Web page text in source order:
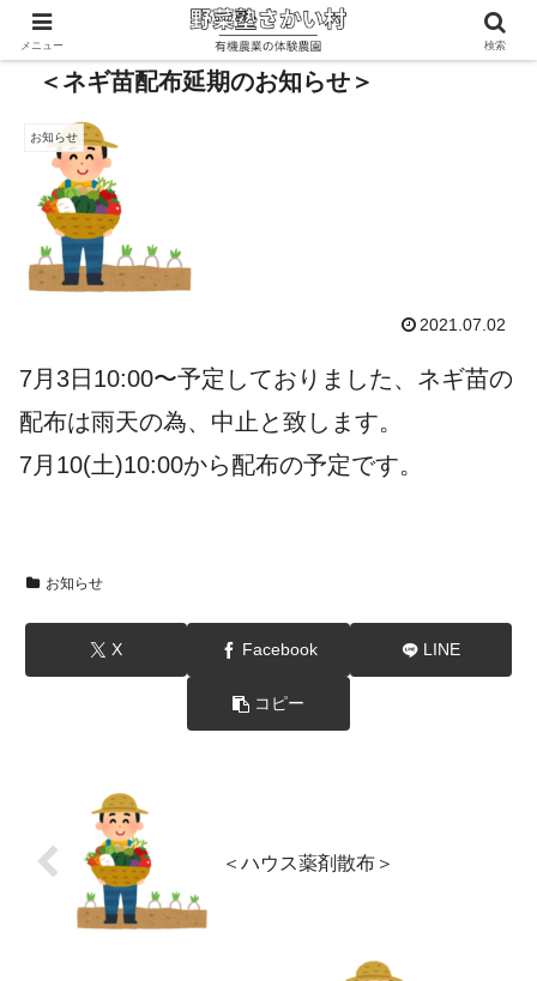
＜ネギ苗配布延期のお知らせ＞
お知らせ
2021.07.02
7月3日10:00〜予定しておりました、ネギ苗の
配布は雨天の為、中止と致します。
7月10(土)10:00から配布の予定です。
お知らせ
X Facebook LINE
コピー
＜ハウス薬剤散布＞
メニュー 検索